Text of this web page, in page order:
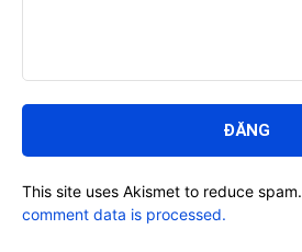
luận:
This site uses Akismet to reduce spam.
comment data is processed.